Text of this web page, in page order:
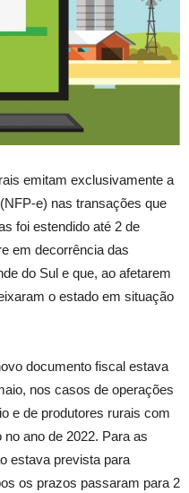
emitam exclusivamente a
e) nas transações que
foi estendido até 2 de
em decorrência das
do Sul e que, ao afetarem
o estado em situação
documento fiscal estava
nos casos de operações
e de produtores rurais com
ano de 2022. Para as
estava prevista para
os prazos passaram para 2